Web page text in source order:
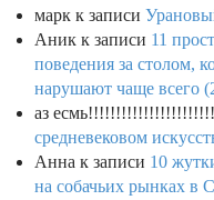
марк к записи
Аник к записи 11
поведения за столом,
нарушают чаще всего
аз есмь!!!!!!!!!!!!!!!!!!!!!!!
средневековом
Анна к записи 10
на собачьих рынках в